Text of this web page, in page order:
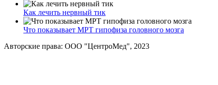
Как лечить нервный тик
Что показывает МРТ гипофиза головного мозга
Авторские права: ООО "ЦентроМед", 2023